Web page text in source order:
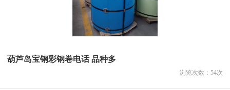
葫芦岛宝钢彩钢卷电话 品种多
浏览次数： 54次